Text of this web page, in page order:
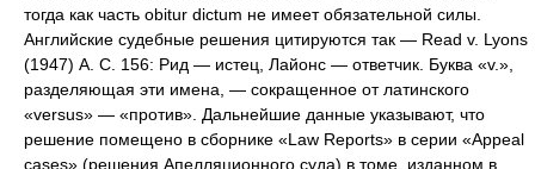
тогда как часть obitur dictum не имеет обязательной силы.
Английские судебные решения цитируются так — Read v. Lyons
(1947) А. С. 156: Рид — истец, Лайонс — ответчик. Буква «v.»,
разделяющая эти имена, — сокращенное от латинского
«versus» — «против». Дальнейшие данные указывают, что
решение помещено в сборнике «Law Reports» в серии «Appeal
cases» (решения Апелляционного суда) в томе, изданном в